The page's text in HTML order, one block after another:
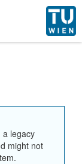
a legacy
might not